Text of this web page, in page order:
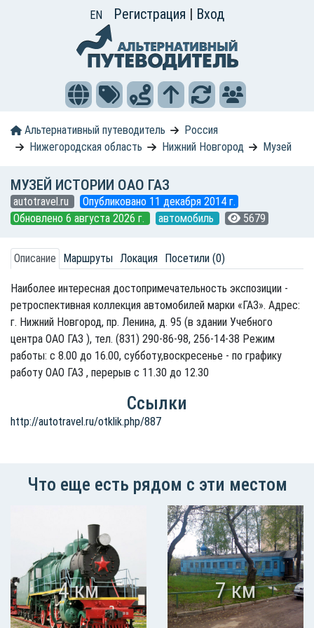
EN Регистрация | Вход
Альтернативный путеводитель
Россия
Нижегородская область
Нижний Новгород Музей
МУЗЕЙ ИСТОРИИ ОАО ГАЗ
autotravel.ru
Опубликовано 11 декабря 2014 г.
Обновлено 6 августа 2026 г.
автомобиль 5679
Описание Маршруты Локация Посетили (0)
Наиболее интересная достопримечательность экспозиции -
ретроспективная коллекция автомобилей марки «ГАЗ». Адрес:
г. Нижний Новгород, пр. Ленина, д. 95 (в здании Учебного
центра ОАО ГАЗ ), тел. (831) 290-86-98, 256-14-38 Режим
работы: с 8.00 до 16.00, субботу,воскресенье - по графику
работу ОАО ГАЗ , перерыв с 11.30 до 12.30
Ссылки
http://autotravel.ru/otklik.php/887
Что еще есть рядом с эти местом
4 км 7 км